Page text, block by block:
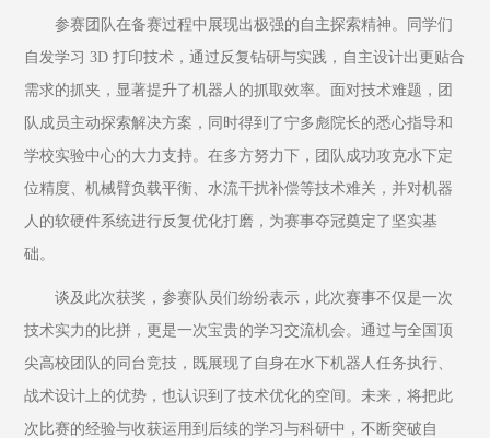
参赛团队在备赛过程中展现出极强的自主探索精神。同学们
自发学习 3D 打印技术，通过反复钻研与实践，自主设计出更贴合
需求的抓夹，显著提升了机器人的抓取效率。面对技术难题，团
队成员主动探索解决方案，同时得到了宁多彪院长的悉心指导和
学校实验中心的大力支持。在多方努力下，团队成功攻克水下定
位精度、机械臂负载平衡、水流干扰补偿等技术难关，并对机器
人的软硬件系统进行反复优化打磨，为赛事夺冠奠定了坚实基
础。
谈及此次获奖，参赛队员们纷纷表示，此次赛事不仅是一次
技术实力的比拼，更是一次宝贵的学习交流机会。通过与全国顶
尖高校团队的同台竞技，既展现了自身在水下机器人任务执行、
战术设计上的优势，也认识到了技术优化的空间。未来，将把此
次比赛的经验与收获运用到后续的学习与科研中，不断突破自